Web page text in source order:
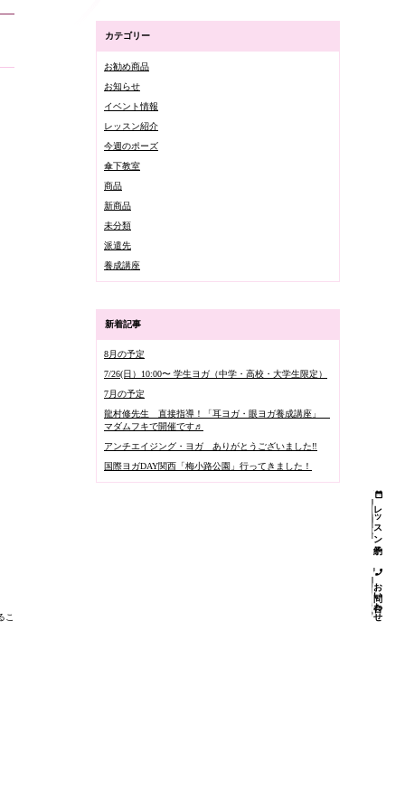
こ
カテゴリー
お勧め商品
お知らせ
イベント情報
レッスン紹介
今週のポーズ
傘下教室
商品
新商品
未分類
派遣先
養成講座
新着記事
8月の予定
7/26(日）10:00〜 学生ヨガ（中学・高校・大学生限定）
7月の予定
龍村修先生 直接指導！「耳ヨガ・眼ヨガ養成講座」
マダムフキで開催です♬
アンチエイジング・ヨガ ありがとうございました‼️
国際ヨガDAY関西「梅小路公園」行ってきました！
レッスン予約
お問い合わせ